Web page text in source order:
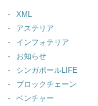
XML
アステリア
インフォテリア
お知らせ
シンガポールLIFE
ブロックチェーン
ベンチャー